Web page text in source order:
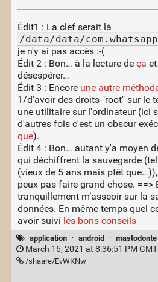
Édit1 : La clef serait là
/data/data/
je n'y ai pas accès :-(
Édit 2 : Bon… à la lecture de ça et
désespérer…
Édit 3 : Encore une autre
1/d'avoir des droits "root" sur le
une utilitaire sur l'ordinateur (ici
d'autres fois c'est un obscur
que).
Édit 4 : Bon… autant y'a moyen
qui déchiffrent la sauvegarde
(vieux de 5 ans mais ptêt
peux pas faire grand chose. ==>
tranquillement m’asseoir sur la
données. En même temps quel
avoir suivi les bons conseils
application · android · mastodonte
March 16, 2021 at 8:36:51 PM
/shaare/EvWKNw